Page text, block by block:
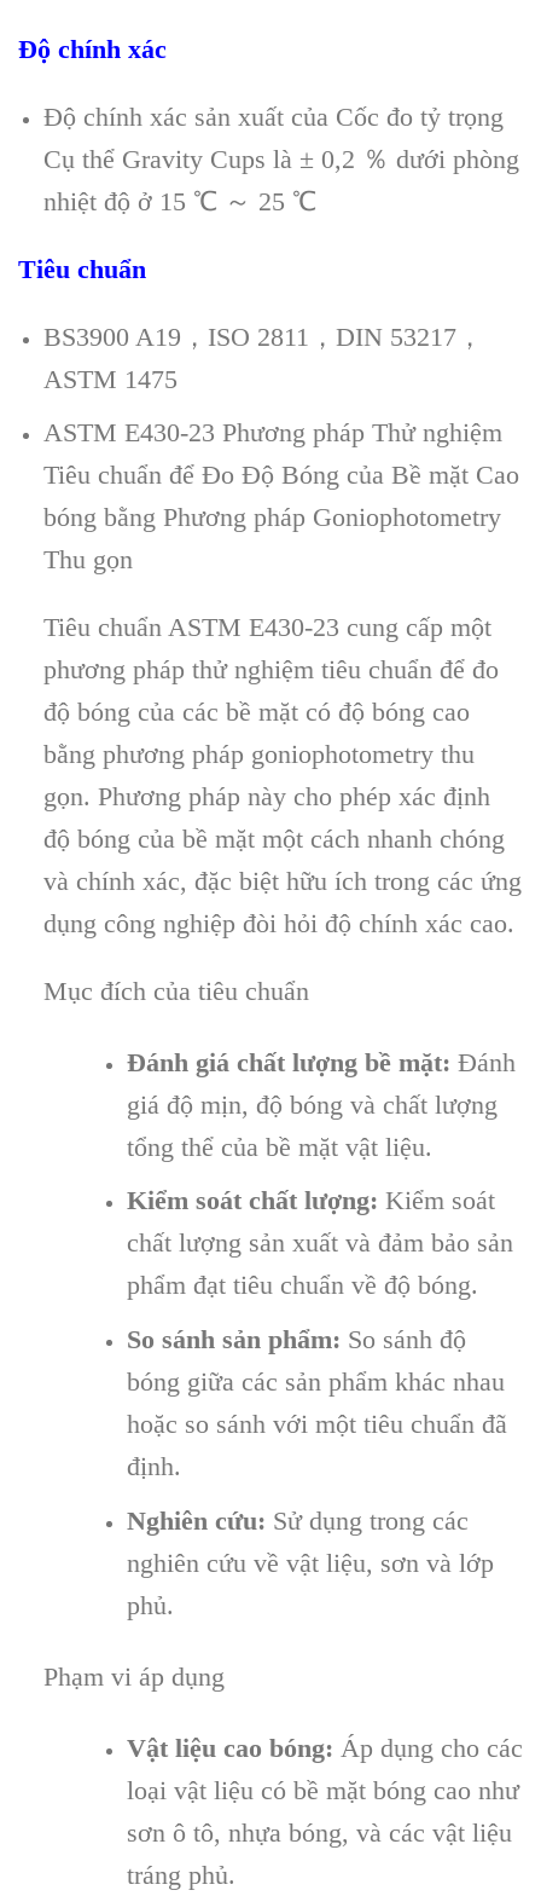
Độ chính xác
Độ chính xác sản xuất của Cốc đo tỷ trọng
Cụ thể Gravity Cups là ± 0,2 ％ dưới phòng
nhiệt độ ở 15 ℃ ～ 25 ℃
Tiêu chuẩn
BS3900 A19，ISO 2811，DIN 53217，
ASTM 1475
ASTM E430-23 Phương pháp Thử nghiệm
Tiêu chuẩn để Đo Độ Bóng của Bề mặt Cao
bóng bằng Phương pháp Goniophotometry
Thu gọn
Tiêu chuẩn ASTM E430-23 cung cấp một
phương pháp thử nghiệm tiêu chuẩn để đo
độ bóng của các bề mặt có độ bóng cao
bằng phương pháp goniophotometry thu
gọn. Phương pháp này cho phép xác định
độ bóng của bề mặt một cách nhanh chóng
và chính xác, đặc biệt hữu ích trong các ứng
dụng công nghiệp đòi hỏi độ chính xác cao.
Mục đích của tiêu chuẩn
Đánh giá chất lượng bề mặt: Đánh
giá độ mịn, độ bóng và chất lượng
tổng thể của bề mặt vật liệu.
Kiểm soát chất lượng: Kiểm soát
chất lượng sản xuất và đảm bảo sản
phẩm đạt tiêu chuẩn về độ bóng.
So sánh sản phẩm: So sánh độ
bóng giữa các sản phẩm khác nhau
hoặc so sánh với một tiêu chuẩn đã
định.
Nghiên cứu: Sử dụng trong các
nghiên cứu về vật liệu, sơn và lớp
phủ.
Phạm vi áp dụng
Vật liệu cao bóng: Áp dụng cho các
loại vật liệu có bề mặt bóng cao như
sơn ô tô, nhựa bóng, và các vật liệu
tráng phủ.